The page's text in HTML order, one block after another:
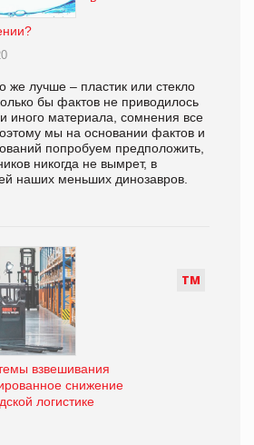
же лучше – пластик или стекло
бы фактов не приводилось
иного материала, сомнения все
мы на основании фактов и
попробуем предположить,
никогда не вымрет, в
наших меньших динозавров.
ТМ
взвешивания
снижение
логистике